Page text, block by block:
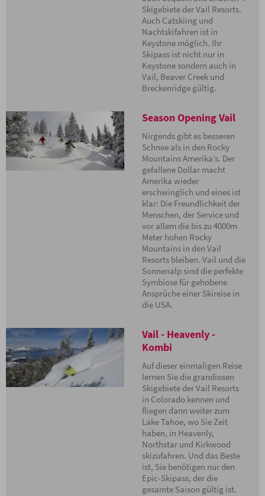
Skigebiete der Vail Resorts.
Auch Catskiing und
Nachtskifahren ist in
Keystone möglich. Ihr
Skipass ist nicht nur in
Keystone sondern auch in
Vail, Beaver Creek und
Breckenridge gültig.
Season Opening Vail
Nirgends gibt es besseren
Schnee als in den Rocky
Mountains Amerika’s. Der
gefallene Dollar macht
Amerika wieder
erschwinglich und eines ist
klar: Die Freundlichkeit der
Menschen, der Service und
vor allem die bis zu 4000m
Meter hohen Rocky
Mountains in den Vail
Resorts bleiben. Vail und die
Sonnenalp sind die perfekte
Symbiose für gehobene
Ansprüche einer Skireise in
die USA.
Vail - Heavenly -
Kombi
Auf dieser einmaligen Reise
lernen Sie die grandiosen
Skigebiete der Vail Resorts
in Colorado kennen und
fliegen dann weiter zum
Lake Tahoe, wo Sie Zeit
haben, in Heavenly,
Northstar und Kirkwood
skizufahren. Und das Beste
ist, Sie benötigen nur den
Epic-Skipass, der die
gesamte Saison gültig ist.